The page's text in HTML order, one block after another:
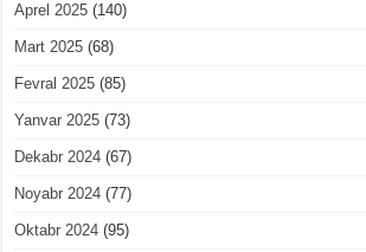
Aprel 2025 (140)
Mart 2025 (68)
Fevral 2025 (85)
Yanvar 2025 (73)
Dekabr 2024 (67)
Noyabr 2024 (77)
Oktabr 2024 (95)